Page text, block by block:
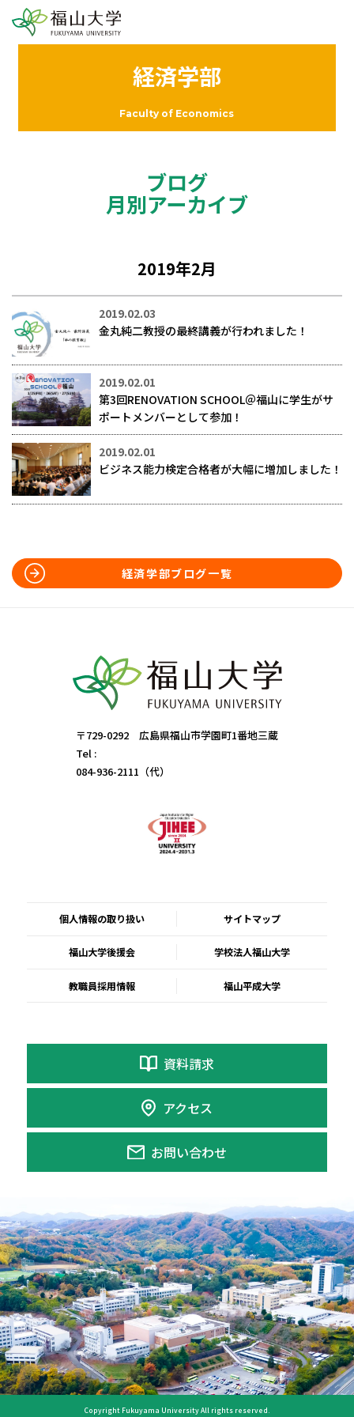
経済学部
Faculty of Economics
ブログ
月別アーカイブ
2019年2月
2019.02.03
金丸純二教授の最終講義が行われました！
2019.02.01
第3回RENOVATION SCHOOL＠福山に学生がサ
ポートメンバーとして参加！
2019.02.01
ビジネス能力検定合格者が大幅に増加しました！
経済学部ブログ一覧
〒729-0292 広島県福山市学園町1番地三蔵
Tel :
084-936-2111（代）
個人情報の取り扱い サイトマップ
福山大学後援会 学校法人福山大学
教職員採用情報 福山平成大学
資料請求
アクセス
お問い合わせ
Copyright Fukuyama University All rights reserved.